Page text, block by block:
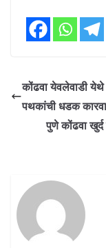
कोंढवा येवलेवाडी
पथकांची धडक
पुणे कोंढवा